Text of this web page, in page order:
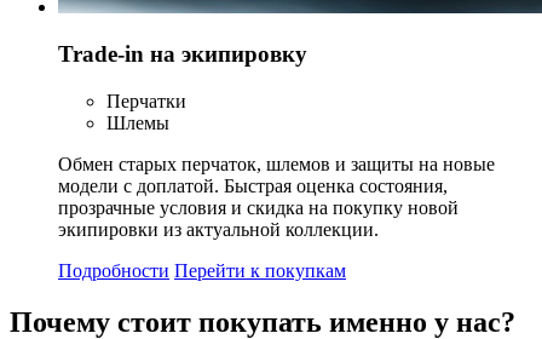
Trade-in на экипировку
Перчатки
Шлемы
Обмен старых перчаток, шлемов и защиты на новые
модели с доплатой. Быстрая оценка состояния,
прозрачные условия и скидка на покупку новой
экипировки из актуальной коллекции.
Подробности Перейти к покупкам
Почему стоит покупать именно у нас?